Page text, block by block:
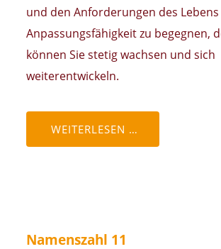
und den Anforderungen des
Anpassungsfähigkeit zu begegnen,
können Sie stetig wachsen und sich
weiterentwickeln.
WEITERLESEN …
Namenszahl 11